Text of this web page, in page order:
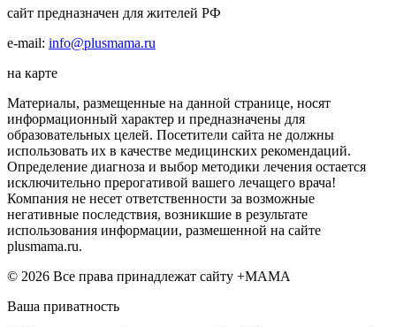
сайт предназначен для жителей РФ
e-mail: info@plusmama.ru
на карте
Материалы, размещенные на данной странице, носят
информационный характер и предназначены для
образовательных целей. Посетители сайта не должны
использовать их в качестве медицинских рекомендаций.
Определение диагноза и выбор методики лечения остается
исключительно прерогативой вашего лечащего врача!
Компания не несет ответственности за возможные
негативные последствия, возникшие в результате
использования информации, размешенной на сайте
plusmama.ru.
© 2026 Все права принадлежат сайту +МАМА
Ваша приватность